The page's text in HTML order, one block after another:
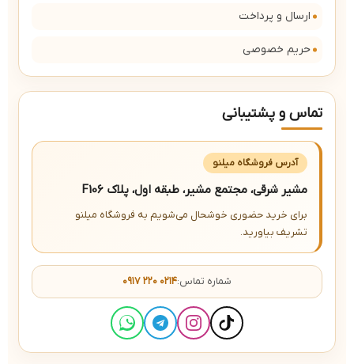
ارسال و پرداخت
حریم خصوصی
تماس و پشتیبانی
آدرس فروشگاه میلنو
مشیر شرقی، مجتمع مشیر، طبقه اول، پلاک F106
برای خرید حضوری خوشحال می‌شویم به فروشگاه میلنو
تشریف بیاورید.
شماره تماس:۰۹۱۷ ۲۲۰ ۰۲۱۴